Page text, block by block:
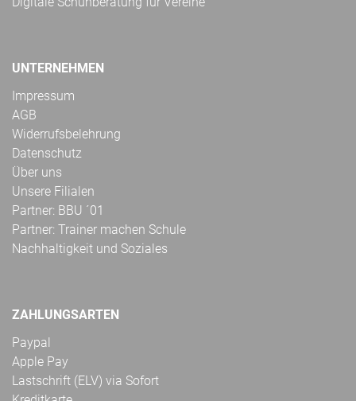
UNTERNEHMEN
Impressum
AGB
Widerrufsbelehrung
Datenschutz
Über uns
Unsere Filialen
Partner: BBU ´01
Partner: Trainer machen Schule
Nachhaltigkeit und Soziales
ZAHLUNGSARTEN
Paypal
Apple Pay
Lastschrift (ELV) via Sofort